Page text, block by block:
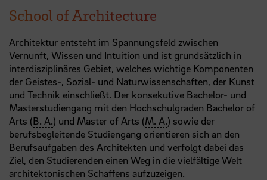
School of Architecture
Architektur entsteht im Spannungsfeld zwischen
Vernunft, Wissen und Intuition und ist grundsätzlich in
interdisziplinäres Gebiet, welches wichtige Komponenten
der Geistes-, Sozial- und Naturwissenschaften, der Kunst
und Technik einschließt. Der konsekutive Bachelor- und
Masterstudiengang mit den Hochschulgraden Bachelor of
Arts (B. A.) und Master of Arts (M. A.) sowie der
berufsbegleitende Studiengang orientieren sich an den
Berufsaufgaben des Architekten und verfolgt dabei das
Ziel, den Studierenden einen Weg in die vielfältige Welt
architektonischen Schaffens aufzuzeigen.